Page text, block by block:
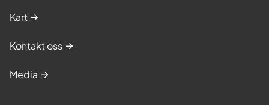
Kart
Kontakt oss
Media